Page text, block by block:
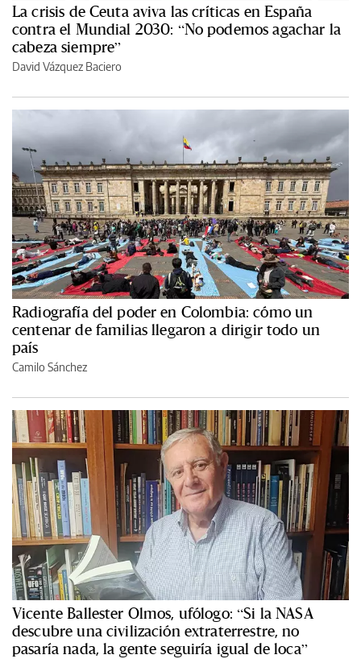
La crisis de Ceuta aviva las críticas en España
contra el Mundial 2030: “No podemos agachar la
cabeza siempre”
David Vázquez Baciero
Radiografía del poder en Colombia: cómo un
centenar de familias llegaron a dirigir todo un
país
Camilo Sánchez
Vicente Ballester Olmos, ufólogo: “Si la NASA
descubre una civilización extraterrestre, no
pasaría nada, la gente seguiría igual de loca”